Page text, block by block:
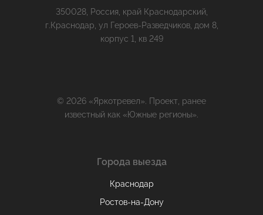
350028, Россия, край Краснодарский,
г.Краснодар, ул Героев-Разведчиков, дом 8,
корпус 1, кв 249
© 2026 «Яркотревел». Проект, ранее
известный как «Южные регионы».
Города выезда
Краснодар
Ростов-на-Дону